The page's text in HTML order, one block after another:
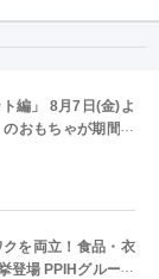
編」 8月7日(金)よ
おもちゃが期間限
を両立！食品・衣
登場 PPIHグループ